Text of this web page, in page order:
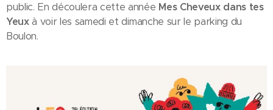
public. En découlera cette année Mes Cheveux dans tes
Yeuxà voir les samedi et dimanche sur le parking du
Boulon.